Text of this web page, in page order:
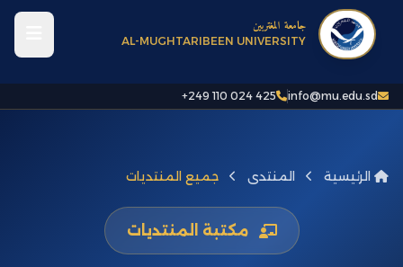
info@mu.edu.sd
+249 110 024 425
جامعة المغتربين
AL-MUGHTARIBEEN UNIVERSITY
الرئيسية المنتدى جميع المنتديات
مكتبة المنتديات